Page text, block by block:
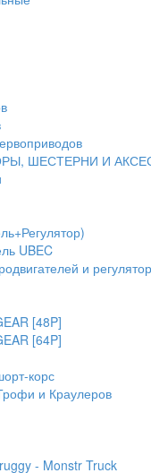
ШЕСТЕРНИ И
UBEC
и
[48P]
[64P]
корс
и Краулеров
- Monstr Truck